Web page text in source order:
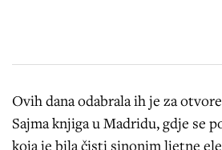
Ovih dana odabrala ih je za
Sajma knjiga u Madridu, gdje se
koja je bila čisti sinonim ljetne